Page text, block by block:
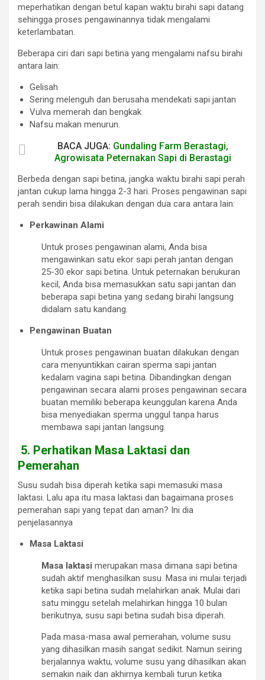
meperhatikan dengan betul kapan waktu birahi sapi datang
sehingga proses pengawinannya tidak mengalami
keterlambatan.
Beberapa ciri dari sapi betina yang mengalami nafsu birahi
antara lain:
Gelisah
Sering melenguh dan berusaha mendekati sapi jantan
Vulva memerah dan bengkak
Nafsu makan menurun.
BACA JUGA: Gundaling Farm Berastagi,
Agrowisata Peternakan Sapi di Berastagi
Berbeda dengan sapi betina, jangka waktu birahi sapi perah
jantan cukup lama hingga 2-3 hari. Proses pengawinan sapi
perah sendiri bisa dilakukan dengan dua cara antara lain:
Perkawinan Alami
Untuk proses pengawinan alami, Anda bisa
mengawinkan satu ekor sapi perah jantan dengan
25-30 ekor sapi betina. Untuk peternakan berukuran
kecil, Anda bisa memasukkan satu sapi jantan dan
beberapa sapi betina yang sedang birahi langsung
didalam satu kandang.
Pengawinan Buatan
Untuk proses pengawinan buatan dilakukan dengan
cara menyuntikkan cairan sperma sapi jantan
kedalam vagina sapi betina. Dibandingkan dengan
pengawinan secara alami proses pengawinan secara
buatan memiliki beberapa keunggulan karena Anda
bisa menyediakan sperma unggul tanpa harus
membawa sapi jantan langsung.
5. Perhatikan Masa Laktasi dan
Pemerahan
Susu sudah bisa diperah ketika sapi memasuki masa
laktasi. Lalu apa itu masa laktasi dan bagaimana proses
pemerahan sapi yang tepat dan aman? Ini dia
penjelasannya
Masa Laktasi
Masa laktasi merupakan masa dimana sapi betina
sudah aktif menghasilkan susu. Masa ini mulai terjadi
ketika sapi betina sudah melahirkan anak. Mulai dari
satu minggu setelah melahirkan hingga 10 bulan
berikutnya, susu sapi betina sudah bisa diperah.
Pada masa-masa awal pemerahan, volume susu
yang dihasilkan masih sangat sedikit. Namun seiring
berjalannya waktu, volume susu yang dihasilkan akan
semakin naik dan akhirnya kembali turun ketika